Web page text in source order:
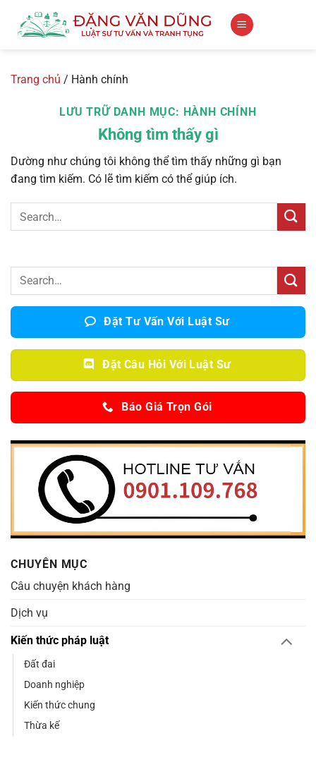
Trang chủ / Hành chính
LƯU TRỮ DANH MỤC: HÀNH CHÍNH
Không tìm thấy gì
Dường như chúng tôi không thể tìm thấy những gì bạn
đang tìm kiếm. Có lẽ tìm kiếm có thể giúp ích.
Đặt Tư Vấn Với Luật Sư
Đặt Câu Hỏi Với Luật Sư
Báo Giá Trọn Gói
CHUYÊN MỤC
Câu chuyện khách hàng
Dịch vụ
Kiến thức pháp luật
Đất đai
Doanh nghiệp
Kiến thức chung
Thừa kế